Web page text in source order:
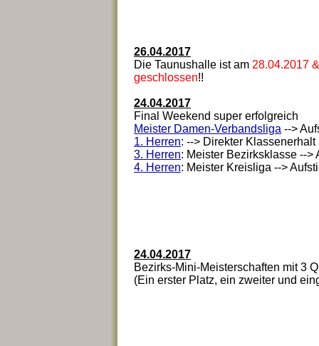
26.04.2017
Die Taunushalle ist am 28.04.2017
geschlossen!!
24.04.2017
Final Weekend super erfolgreich
Meister Damen-Verbandsliga -->
1. Herren: --> Direkter
3. Herren: Meister Bezirksklasse --
4. Herren: Meister Kreisliga -->
24.04.2017
Bezirks-Mini-Meisterschaften mit 3
(Ein erster Platz, ein zweiter und